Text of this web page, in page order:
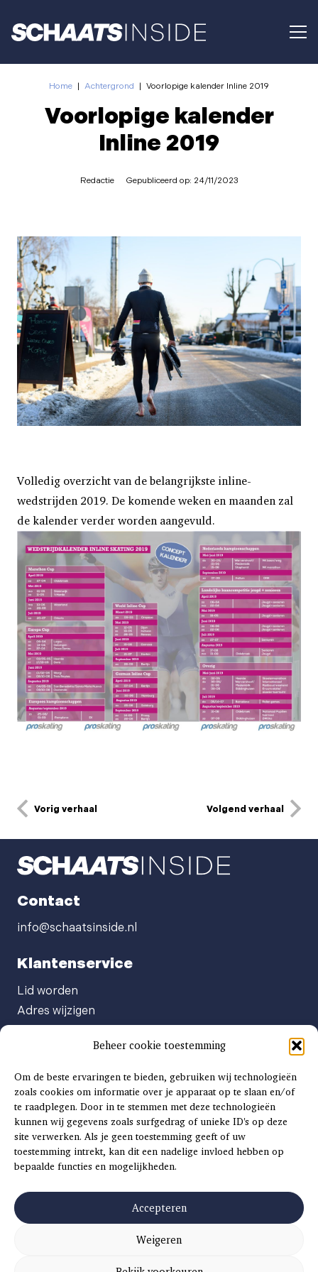
Beheer cookie toestemming
Om de beste ervaringen te bieden, gebruiken wij technologieën
zoals cookies om informatie over je apparaat op te slaan en/of
te raadplegen. Door in te stemmen met deze technologieën
kunnen wij gegevens zoals surfgedrag of unieke ID's op deze
site verwerken. Als je geen toestemming geeft of uw
toestemming intrekt, kan dit een nadelige invloed hebben op
bepaalde functies en mogelijkheden.
Accepteren
Weigeren
Home | Achtergrond | Voorlopige kalender Inline 2019
Voorlopige kalender
Inline 2019
Redactie Gepubliceerd op: 24/11/2023
Volledig overzicht van de belangrijkste inline-
wedstrijden 2019. De komende weken en maanden zal
de kalender verder worden aangevuld.
Vorig verhaal Volgend verhaal
Contact
info@schaatsinside.nl
Klantenservice
Lid worden
Adres wijzigen
Abonnement opzeggen
Afgeven automatische incasso
Factuur betalen
Klachtenformulier
Overige vragen
Adverteren
Advertentie Tariefkaart 2025
SITEMAP|ALGEMENE VOORWAARDEN
PRIVACYVERKLARING